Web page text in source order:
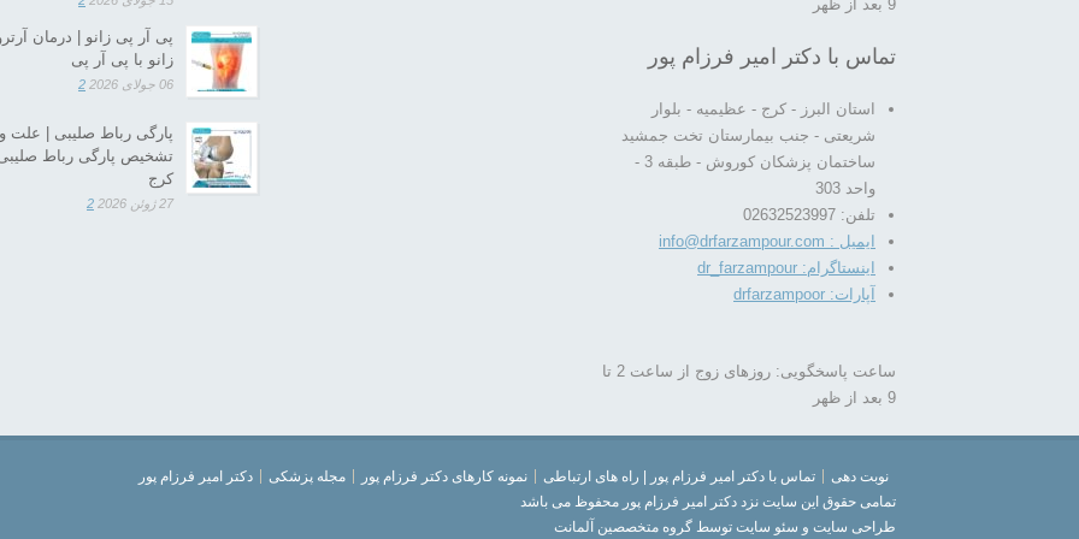
9 بعد از ظهر
تماس با دکتر امیر فرزام پور
استان البرز - کرج - عظیمیه - بلوار
شریعتی - جنب بیمارستان تخت جمشید
ساختمان پزشکان کوروش - طبقه 3 -
واحد 303
تلفن: 02632523997
ایمیل : info@drfarzampour.com
اینستاگرام: dr_farzampour
آپارات: drfarzampoor
ساعت پاسخگویی: روزهای زوج از ساعت 2 تا
9 بعد از ظهر
پی آر پی زانو | درمان
زانو با پی آر پی
06 جولای 2026 2
پارگی رباط صلیبی | علت
تشخیص پارگی رباط
کرج
27 ژوئن 2026 2
دکتر امیر فرزام پور مجله پزشکی نمونه کارهای دکتر فرزام پور تماس با دکتر امیر فرزام پور | راه های ارتباطی
نوبت دهی
تمامی حقوق این سایت نزد دکتر امیر فرزام پور محفوظ می باشد
طراحی سایت و سئو سایت توسط گروه متخصصین آلمانت